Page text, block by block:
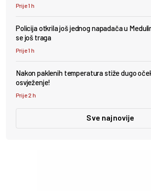
Prije 1 h
Policija otkrila još jednog napadača u
se još traga
Prije 1 h
Nakon paklenih temperatura stiže dugo
osvježenje!
Prije 2 h
Sve najnovije